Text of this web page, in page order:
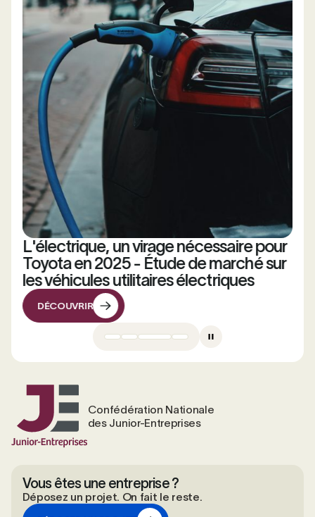
L'électrique, un virage nécessaire pour
Toyota en 2025 - Étude de marché sur
les véhicules utilitaires électriques
DÉCOUVRIR
Confédération Nationale
des Junior-Entreprises
Vous êtes une entreprise ?
Déposez un projet. On fait le reste.